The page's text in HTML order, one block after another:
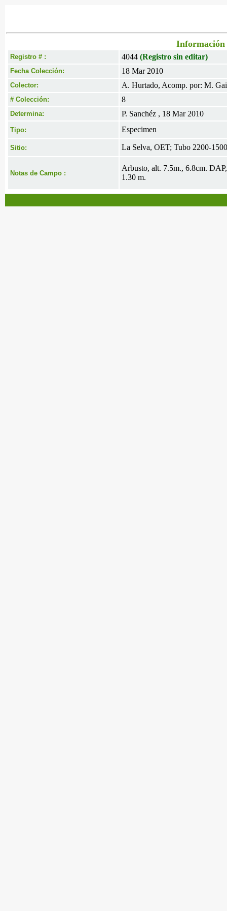
Información
Registro # : 4044 (Registro sin editar)
Fecha Colección: 18 Mar 2010
Colector: A. Hurtado, Acomp. por: M.
# Colección: 8
Determina: P. Sanchéz , 18 Mar 2010
Tipo: Especimen
Sitio: La Selva, OET; Tubo 2200-
Notas de Campo :
Arbusto, alt. 7.5m., 6.8cm.
1.30 m.